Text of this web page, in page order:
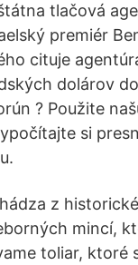
tlačová
premiér
cituje
dolárov
? Použite
si
z
mincí,
toliar, ktoré